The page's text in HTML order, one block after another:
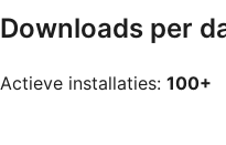
Downloads per
Actieve installaties: 100+